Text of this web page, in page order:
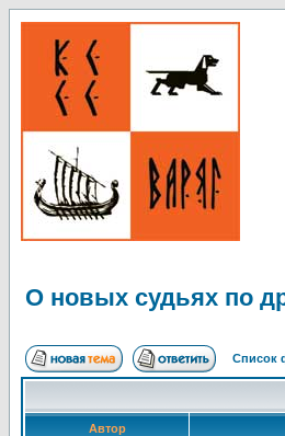
О новых судьях по
Список
Автор